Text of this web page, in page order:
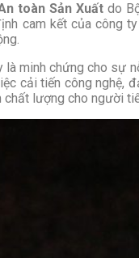
toàn Sản Xuất do
cam kết của công
là minh chứng cho sự
cải tiến công nghệ,
chất lượng cho người